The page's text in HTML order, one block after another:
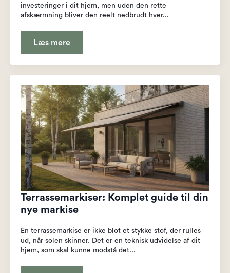
investeringer i dit hjem, men uden den rette
afskærmning bliver den reelt nedbrudt hver...
Læs mere
Terrassemarkiser: Komplet guide til din
nye markise
En terrassemarkise er ikke blot et stykke stof, der rulles
ud, når solen skinner. Det er en teknisk udvidelse af dit
hjem, som skal kunne modstå det...